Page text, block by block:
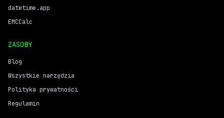
datetime.app
EMCCalc
ZASOBY
Blog
Wszystkie narzędzia
Polityka prywatności
Regulamin